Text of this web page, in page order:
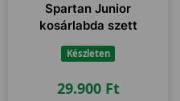
Spartan Junior
kosárlabda szett
Készleten
29.900 Ft